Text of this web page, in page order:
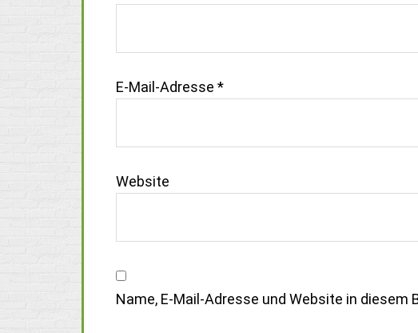
E-Mail-Adresse *
Website
Name, E-Mail-Adresse und Website in